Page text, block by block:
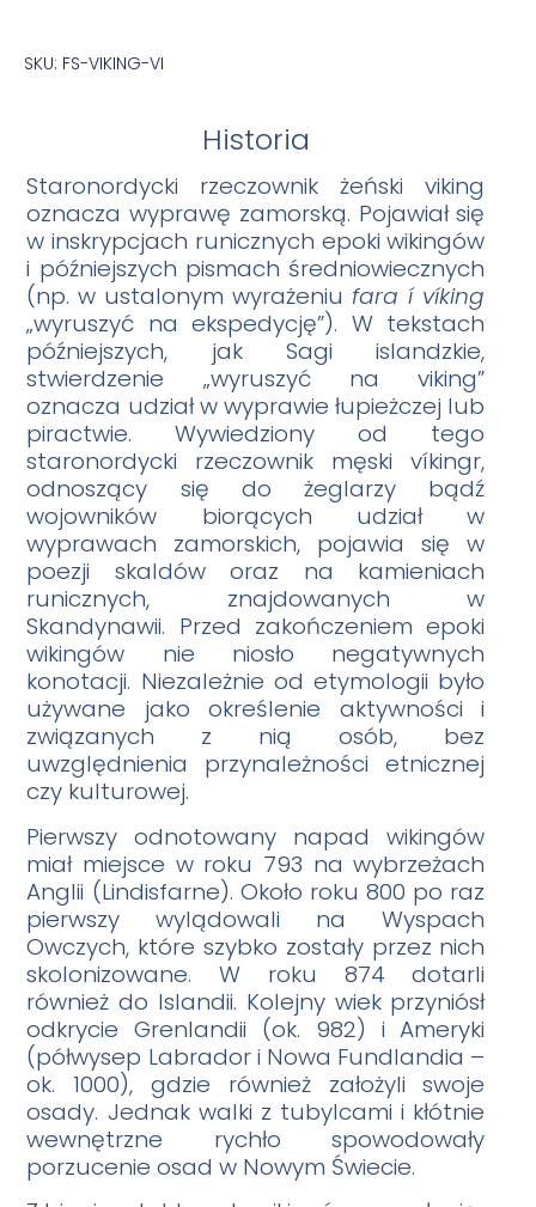
SKU: FS-VIKING-VI
Historia
Staronordycki rzeczownik żeński viking
oznacza wyprawę zamorską. Pojawiał się
w inskrypcjach runicznych epoki wikingów
i późniejszych pismach średniowiecznych
(np. w ustalonym wyrażeniu fara í víking
„wyruszyć na ekspedycję”). W tekstach
późniejszych, jak Sagi islandzkie,
stwierdzenie „wyruszyć na viking”
oznacza udział w wyprawie łupieżczej lub
piractwie. Wywiedziony od tego
staronordycki rzeczownik męski víkingr,
odnoszący się do żeglarzy bądź
wojowników biorących udział w
wyprawach zamorskich, pojawia się w
poezji skaldów oraz na kamieniach
runicznych, znajdowanych w
Skandynawii. Przed zakończeniem epoki
wikingów nie niosło negatywnych
konotacji. Niezależnie od etymologii było
używane jako określenie aktywności i
związanych z nią osób, bez
uwzględnienia przynależności etnicznej
czy kulturowej.
Pierwszy odnotowany napad wikingów
miał miejsce w roku 793 na wybrzeżach
Anglii (Lindisfarne). Około roku 800 po raz
pierwszy wylądowali na Wyspach
Owczych, które szybko zostały przez nich
skolonizowane. W roku 874 dotarli
również do Islandii. Kolejny wiek przyniósł
odkrycie Grenlandii (ok. 982) i Ameryki
(półwysep Labrador i Nowa Fundlandia –
ok. 1000), gdzie również założyli swoje
osady. Jednak walki z tubylcami i kłótnie
wewnętrzne rychło spowodowały
porzucenie osad w Nowym Świecie.